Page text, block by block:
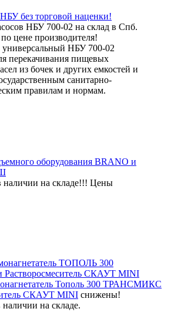
без торговой наценки!
НБУ 700-02 на склад в Спб.
цене производителя!
универсальный НБУ 700-02
перекачивания пищевых
из бочек и других емкостей и
санитарно-
правилам и нормам.
оборудования BRANO и
наличии на складе!!! Цены
ТОПОЛЬ 300
СКАУТ MINI
Тополь 300 ТРАНСМИКС
СКАУТ MINI снижены!
наличии на складе.